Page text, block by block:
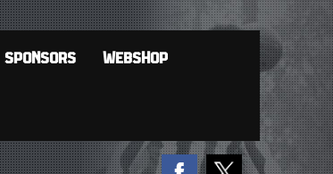
SPONSORS WEBSHOP